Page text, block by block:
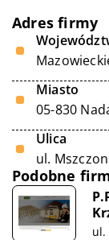
Adres firmy
Miasto
05-830
Ulica
ul.
Podobne
ul.